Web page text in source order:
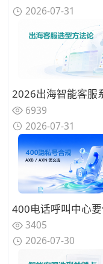
2026-07-31
6939
2026-07-31
3405
2026-07-30